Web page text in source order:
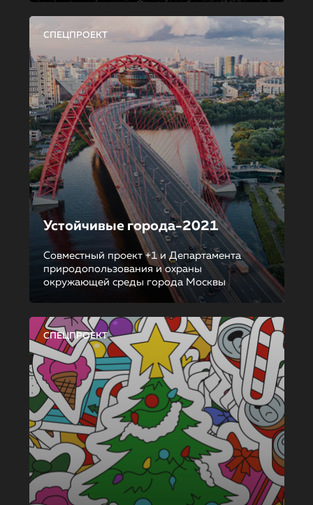
СПЕЦПРОЕКТ
Устойчивые города-2021
Совместный проект +1 и Департамента
природопользования и охраны
окружающей среды города Москвы
СПЕЦПРОЕКТ